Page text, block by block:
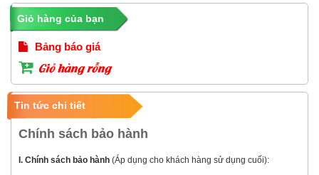
Giỏ hàng của bạn
Bảng báo giá
Giỏ hàng rỗng
Tin tức chi tiết
Chính sách bảo hành
I. Chính sách bảo hành (Áp dụng cho khách hàng sử dụng cuối):